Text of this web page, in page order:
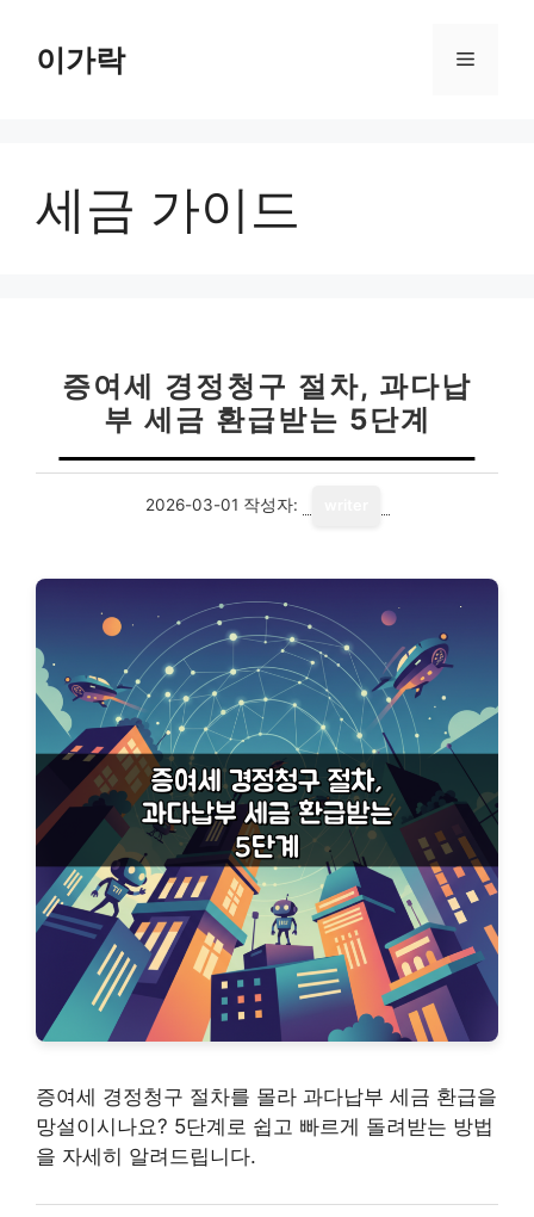
이가락 메
세금 가이드
증여세 경정청구 절차, 과다납
부 세금 환급받는 5단계
2026-03-01 작성자:
증여세 경정청구 절차를 몰라 과다납부 세금 환급을
망설이시나요? 5단계로 쉽고 빠르게 돌려받는 방법
을 자세히 알려드립니다.